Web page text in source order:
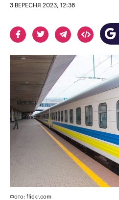
3 ВЕРЕСНЯ 2023, 12:38
Фото: flickr.com